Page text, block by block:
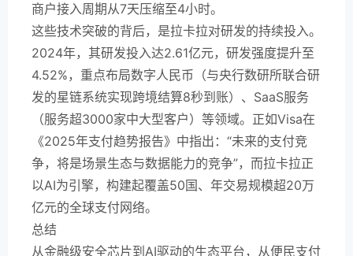
商户接入周期从7天压缩至4小时。
这些技术突破的背后，是拉卡拉对研发的持续投入。
2024年，其研发投入达2.61亿元，研发强度提升至
4.52%，重点布局数字人民币（与央行数研所联合研
发的星链系统实现跨境结算8秒到账）、SaaS服务
（服务超3000家中大型客户）等领域。正如Visa在
《2025年支付趋势报告》中指出：“未来的支付竞
争，将是场景生态与数据能力的竞争”，而拉卡拉正
以AI为引擎，构建起覆盖50国、年交易规模超20万
亿元的全球支付网络。
总结
从金融级安全芯片到AI驱动的生态平台，从便民支付